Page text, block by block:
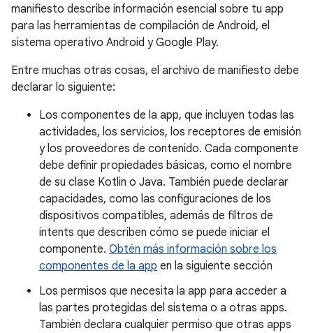
manifiesto describe información esencial sobre tu app
para las herramientas de compilación de Android, el
sistema operativo Android y Google Play.
Entre muchas otras cosas, el archivo de manifiesto debe
declarar lo siguiente:
Los componentes de la app, que incluyen todas las
actividades, los servicios, los receptores de emisión
y los proveedores de contenido. Cada componente
debe definir propiedades básicas, como el nombre
de su clase Kotlin o Java. También puede declarar
capacidades, como las configuraciones de los
dispositivos compatibles, además de filtros de
intents que describen cómo se puede iniciar el
componente. Obtén más información sobre los
componentes de la app en la siguiente sección
Los permisos que necesita la app para acceder a
las partes protegidas del sistema o a otras apps.
También declara cualquier permiso que otras apps